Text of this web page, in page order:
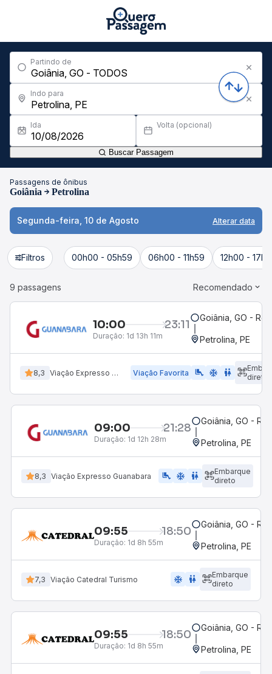
Partindo de
Indo para
Ida Volta (opcional)
Buscar Passagem
Passagens de ônibus
Goiânia Petrolina
Segunda-feira, 10 de Agosto Alterar data
Filtros 00h00 - 05h59 06h00 - 11h59 12h00 -
9 passagens Recomendado
10:00 23:11
Duração: 1d 13h 11m
Goiânia, GO -
Petrolina, PE
8,3 Viação Expresso Guanabara Viação Favorita airline_seat_legroom_extra ac_unit WC
direto
09:00 21:28
Duração: 1d 12h 28m
Goiânia, GO -
Petrolina, PE
8,3 Viação Expresso Guanabara airline_seat_legroom_extra ac_unit WC
Embarque
direto
09:55 18:50
Duração: 1d 8h 55m
Goiânia, GO -
Petrolina, PE
7,3 Viação Catedral Turismo ac_unit wc
Embarque
direto
09:55 18:50
Duração: 1d 8h 55m
Goiânia, GO -
Petrolina, PE